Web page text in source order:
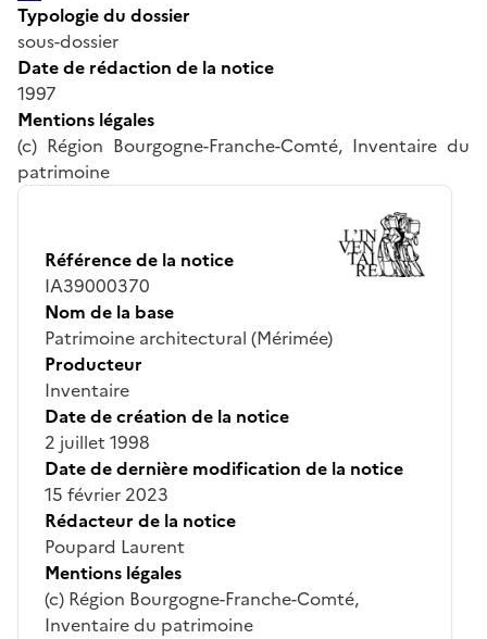
Typologie du dossier
sous-dossier
Date de rédaction de la notice
1997
Mentions légales
(c) Région Bourgogne-Franche-Comté, Inventaire du
patrimoine
Référence de la notice
IA39000370
Nom de la base
Patrimoine architectural (Mérimée)
Producteur
Inventaire
Date de création de la notice
2 juillet 1998
Date de dernière modification de la notice
15 février 2023
Rédacteur de la notice
Poupard Laurent
Mentions légales
(c) Région Bourgogne-Franche-Comté,
Inventaire du patrimoine